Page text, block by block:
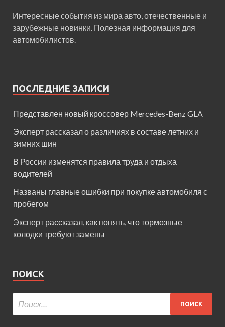
Интересные события из мира авто, отечественные и
зарубежные новинки. Полезная информация для
автомобилистов.
ПОСЛЕДНИЕ ЗАПИСИ
Представлен новый кроссовер Mercedes-Benz GLA
Эксперт рассказал о различиях в составе летних и
зимних шин
В России изменятся правила труда и отдыха
водителей
Названы главные ошибки при покупке автомобиля с
пробегом
Эксперт рассказал, как понять, что тормозные
колодки требуют замены
ПОИСК